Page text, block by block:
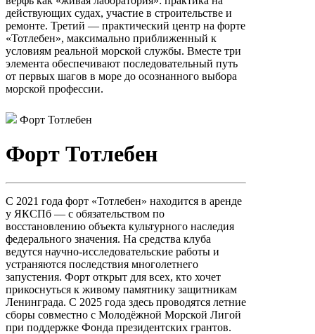
действующих судах, участие в строительстве и
ремонте. Третий — практический центр на форте
«Тотлебен», максимально приближенный к
условиям реальной морской службы. Вместе три
элемента обеспечивают последовательный путь
от первых шагов в море до осознанного выбора
морской профессии.
Форт Тотлебен
Форт Тотлебен
С 2021 года форт «Тотлебен» находится в аренде
у ЯКСПб — с обязательством по
восстановлению объекта культурного наследия
федерального значения. На средства клуба
ведутся научно-исследовательские работы и
устраняются последствия многолетнего
запустения. Форт открыт для всех, кто хочет
прикоснуться к живому памятнику защитникам
Ленинграда. С 2025 года здесь проводятся летние
сборы совместно с Молодёжной Морской Лигой
при поддержке Фонда президентских грантов.